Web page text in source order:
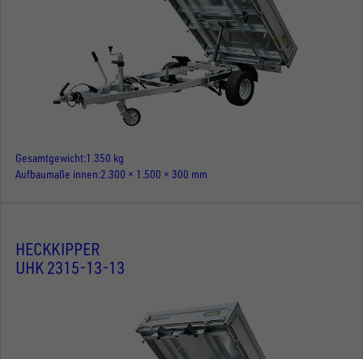
Gesamtgewicht 1.350 kg
Aufbaumaße innen 2.300 × 1.500 × 300 mm
HECKKIPPER
UHK 2315-13-13